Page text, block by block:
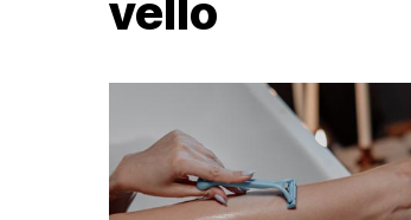
vello